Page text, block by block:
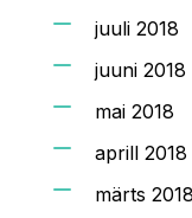
juuli 2018
juuni 2018
mai 2018
aprill 2018
märts 2018